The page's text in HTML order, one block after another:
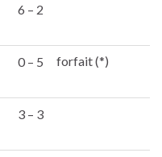
6 – 2
0 – 5 forfait (*)
3 – 3